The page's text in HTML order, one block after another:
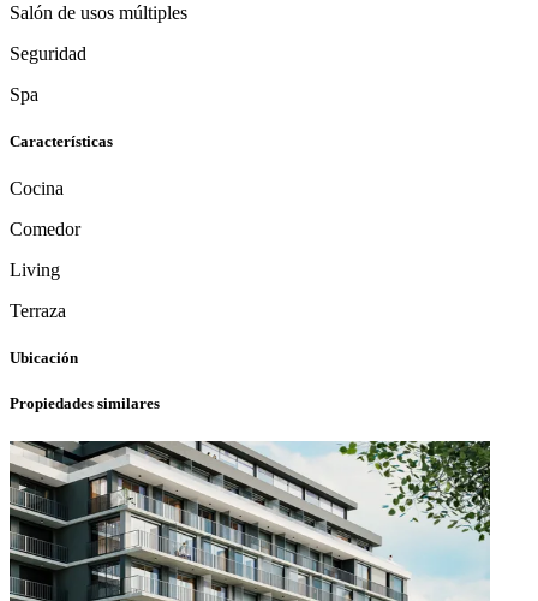
Salón de usos múltiples
Seguridad
Spa
Características
Cocina
Comedor
Living
Terraza
Ubicación
Propiedades similares